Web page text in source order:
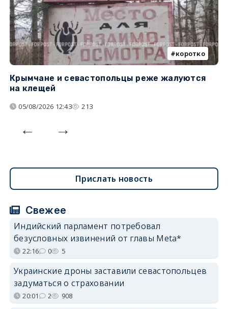
коротко
Крымчане и севастопольцы реже жалуются
на клещей
05/08/2026 12:43 213
Прислать новость
Свежее
Индийский парламент потребовал
безусловных извинений от главы Meta*
22:16 0 5
Украинские дроны заставили севастопольцев
задуматься о страховании
20:01 2 908